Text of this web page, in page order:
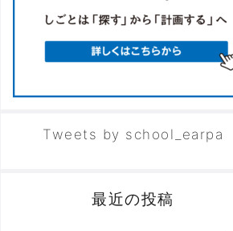
Tweets by school_earpa
最近の投稿